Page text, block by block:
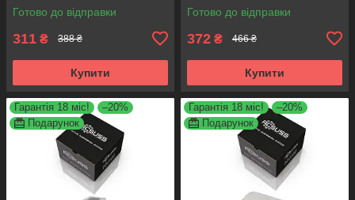
Готово до відправки
311 ₴ 388 ₴
Купити
Готово до відправки
372 ₴ 466 ₴
Купити
Гарантія 18 міс!
–20%
Подарунок
Гарантія 18 міс!
–20%
Подарунок